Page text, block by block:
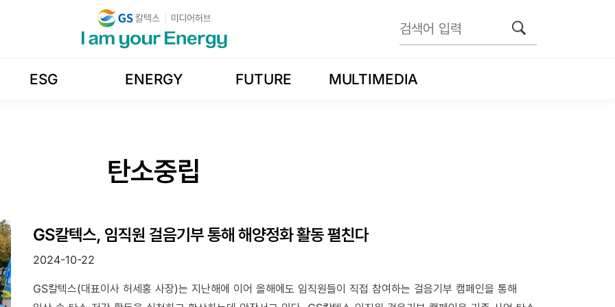
ESG ENERGY FUTURE MULTIMEDIA
탄소중립
GS칼텍스, 임직원 걸음기부 통해 해양정화 활동 펼친다
2024-10-22
GS칼텍스(대표이사 허세홍 사장)는 지난해에 이어 올해에도 임직원들이 직접 참여하는 걸음기부 캠페인을 통해